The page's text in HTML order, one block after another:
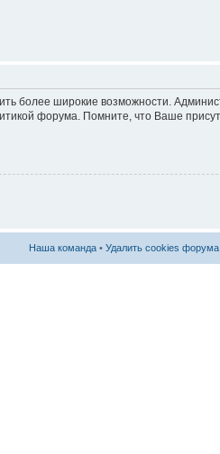
более широкие возможности.
форума. Помните, что Ваше
Наша команда • Удалить cookies форума